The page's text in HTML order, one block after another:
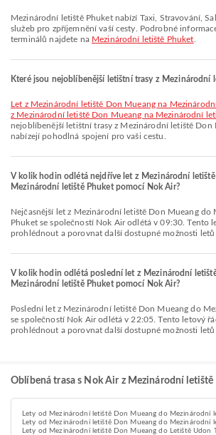
Mezinárodní letiště Phuket nabízí Taxi, Stravování, Salonek a mnoho dalších
služeb pro zpříjemnění vaší cesty. Podrobné
terminálů najdete na Mezinárodní letiště Phuket
Které jsou nejoblíbenější letištní trasy z Mezinárodní
let z Mezinárodní letiště Don Mueang na
z Mezinárodní letiště Don Mueang na Mezinárodní
nejoblíbenější letištní trasy z Mezinárodní letiště Don
nabízejí pohodlná spojení pro vaši cestu.
V kolik hodin odlétá nejdříve let z Mezinárodní
Mezinárodní letiště Phuket pomocí Nok Air?
Nejčasnější let z Mezinárodní letiště Don Mueang do Mezinárodní letiště
Phuket se společností Nok Air odlétá v 09:30. Tento
prohlédnout a porovnat další dostupné možnosti letů
V kolik hodin odlétá poslední let z Mezinárodní
Mezinárodní letiště Phuket pomocí Nok Air?
Poslední let z Mezinárodní letiště Don Mueang do Mezinárodní letiště Phuket
se společností Nok Air odlétá v 22:05. Tento letový
prohlédnout a porovnat další dostupné možnosti letů
Oblíbená trasa s Nok Air z Mezinárodní
Lety od Mezinárodní letiště Don Mueang do Mezinárodní
Lety od Mezinárodní letiště Don Mueang do Mezinárodní
Lety od Mezinárodní letiště Don Mueang do Letiště Udon